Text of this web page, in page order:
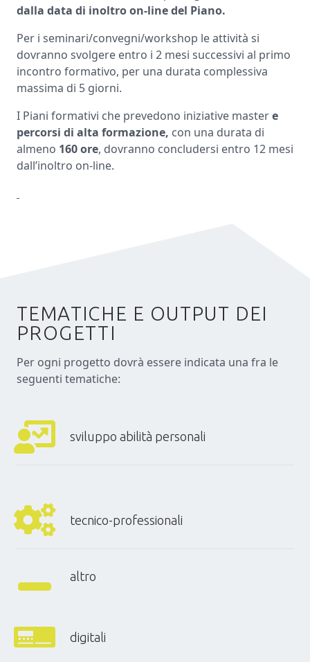
dalla data di inoltro on-line del Piano.
Per i seminari/convegni/workshop le attività si
dovranno svolgere entro i 2 mesi successivi al primo
incontro formativo, per una durata complessiva
massima di 5 giorni.
I Piani formativi che prevedono iniziative mastere
percorsi di alta formazione, con una durata di
almeno 160 ore, dovranno concludersi entro 12 mesi
dall’inoltro on-line.
TEMATICHE E OUTPUT DEI
PROGETTI
Per ogni progetto dovrà essere indicata una fra le
seguenti tematiche:
sviluppo abilità personali
tecnico-professionali
altro
digitali